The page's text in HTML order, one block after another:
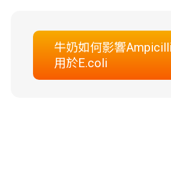
牛奶如何影響
用於E.coli